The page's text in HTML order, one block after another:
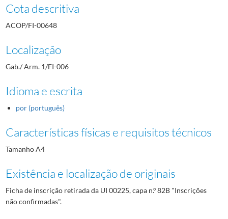
Cota descritiva
ACOP/FI-00648
Localização
Gab./ Arm. 1/FI-006
Idioma e escrita
por (português)
Características físicas e requisitos técnicos
Tamanho A4
Existência e localização de originais
Ficha de inscrição retirada da UI 00225, capa n.º 82B "Inscrições
não confirmadas".